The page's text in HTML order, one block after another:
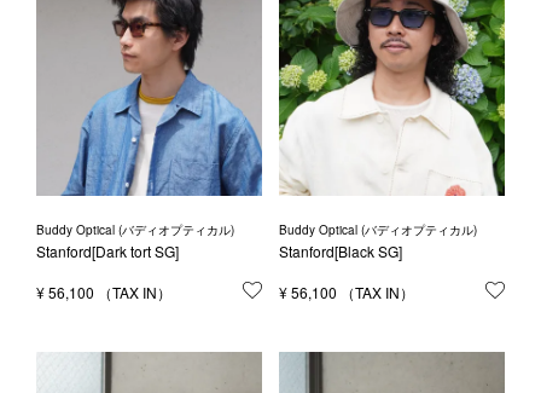
Buddy Optical (バディオプティカル)
Stanford[Dark tort SG]
¥56,100 お気に入りに登録する
Buddy Optical (バディオプティカル)
Stanford[Black SG]
¥56,100